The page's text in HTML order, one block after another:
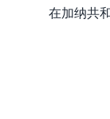
在加纳共